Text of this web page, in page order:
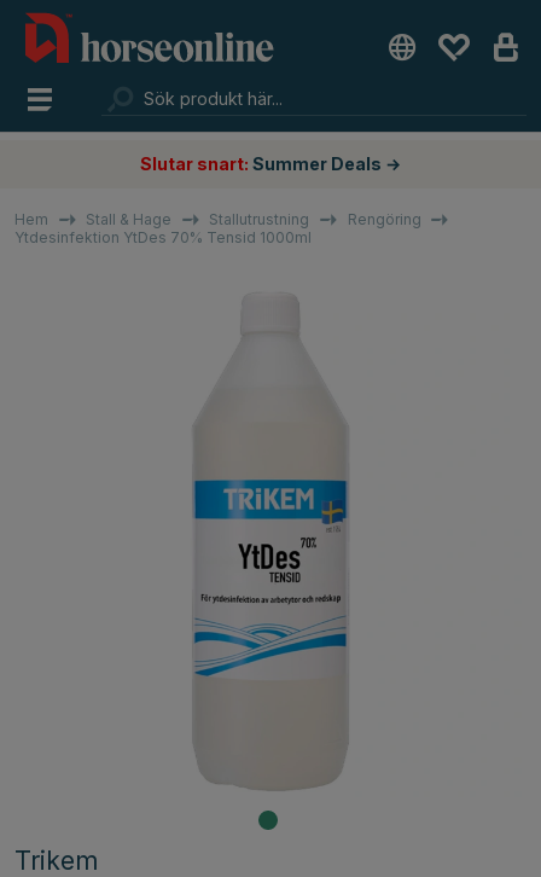
Slutar snart: Summer Deals →
Hem Stall & Hage Stallutrustning
Rengöring
Ytdesinfektion YtDes 70% Tensid 1000ml
Trikem